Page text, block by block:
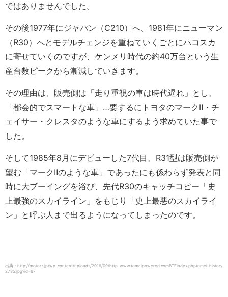
ではありませんでした。
その後1977年にジャパン（C210）へ、1981年にニューマン
（R30）へとモデルチェンジを重ねていくごとにハコスカ
に寄せていくのですが、ケンメリ時代の約40万台という生
産台数ピークから漸減していきます。
その理由は、販売側は「走り重視の車は時代遅れ」とし、
「都会的でスマートな車」…要するにトヨタのマークⅡ・チ
ェイサー・クレスタのような車にするよう求めていた事で
した。
そして1985年8月にデビューした7代目、R31型は販売側が
望む「マークⅡのような車」であったにも係わらず発表と同
時に大ブーイングを浴び、先代R30のキャッチコピー「史
上最強のスカイライン」をもじり「史上最悪のスカイライ
ン」と呼ぶ人まで出るようになってしまったのです。
出典：http://motorz.jp/wp-content/uploads/2016/09/http-www.tomeipowered.comBTEindex.phptomei-history
2735.jpg?id=67